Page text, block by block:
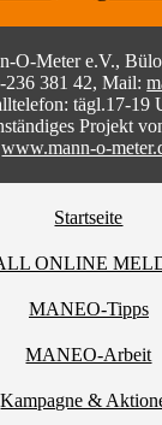
O-Meter e.V.,
236 381 42, Mail:
tägl.17-19
Projekt
www.mann-o-
Startseite
ONLINE
MANEO-Tipps
MANEO-Arbeit
Kampagne &